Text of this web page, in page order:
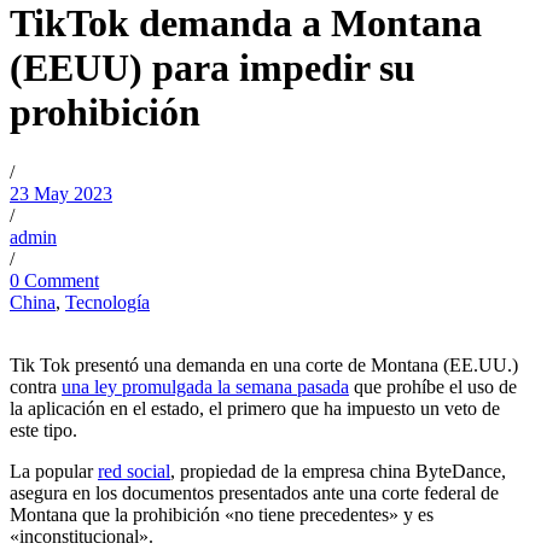
TikTok demanda a Montana
(EEUU) para impedir su
prohibición
/
23 May 2023
/
admin
/
0 Comment
China, Tecnología
Tik Tok presentó una demanda en una corte de Montana (EE.UU.)
contra una ley promulgada la semana pasada que prohíbe el uso de
la aplicación en el estado, el primero que ha impuesto un veto de
este tipo.
La popularred social, propiedad de la empresa china ByteDance,
asegura en los documentos presentados ante una corte federal de
Montana que la prohibición «no tiene precedentes» y es
«inconstitucional».